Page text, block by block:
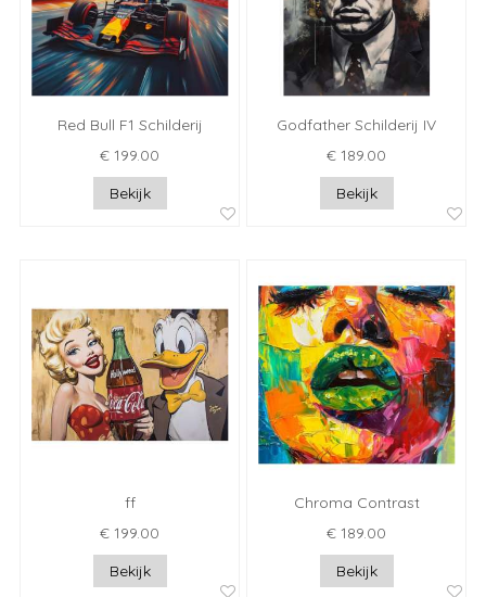
Red Bull F1 Schilderij
€ 199.00
Bekijk
Godfather Schilderij IV
€ 189.00
Bekijk
ff
€ 199.00
Bekijk
Chroma Contrast
€ 189.00
Bekijk